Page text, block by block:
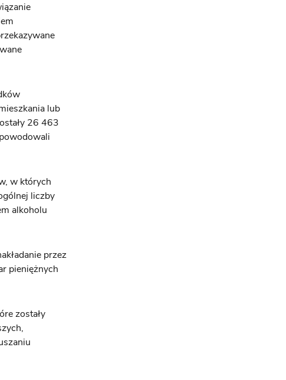
lub
26 463
w których
liczby
alkoholu
przez
pieniężnych
zostały